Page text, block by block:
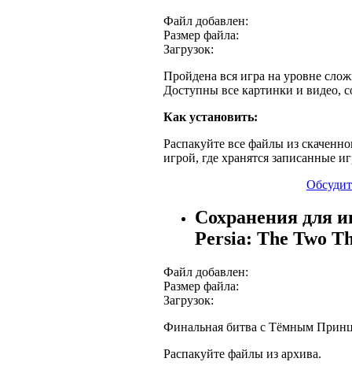
Файл добавлен:
Размер файла:
Загрузок:
Пройдена вся игра на уровне
Доступны все картинки и видео,
Как установить:
Распакуйте все файлы из
игрой, где хранятся записанные
Сохранения для
Persia: The Two
Файл добавлен:
Размер файла:
Загрузок:
Финальная битва с Тёмным
Распакуйте файлы из архива.